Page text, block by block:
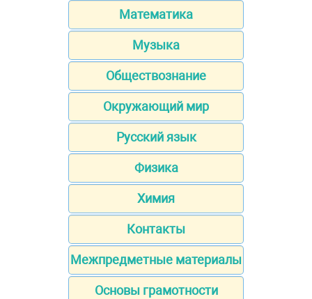
Математика
Музыка
Обществознание
Окружающий мир
Русский язык
Физика
Химия
Контакты
Межпредметные материалы
Основы грамотности